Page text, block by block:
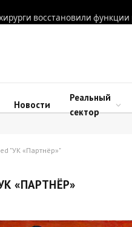
Новости
Реальный
сектор
"УК «Партнёр»"
«ПАРТНЁР»